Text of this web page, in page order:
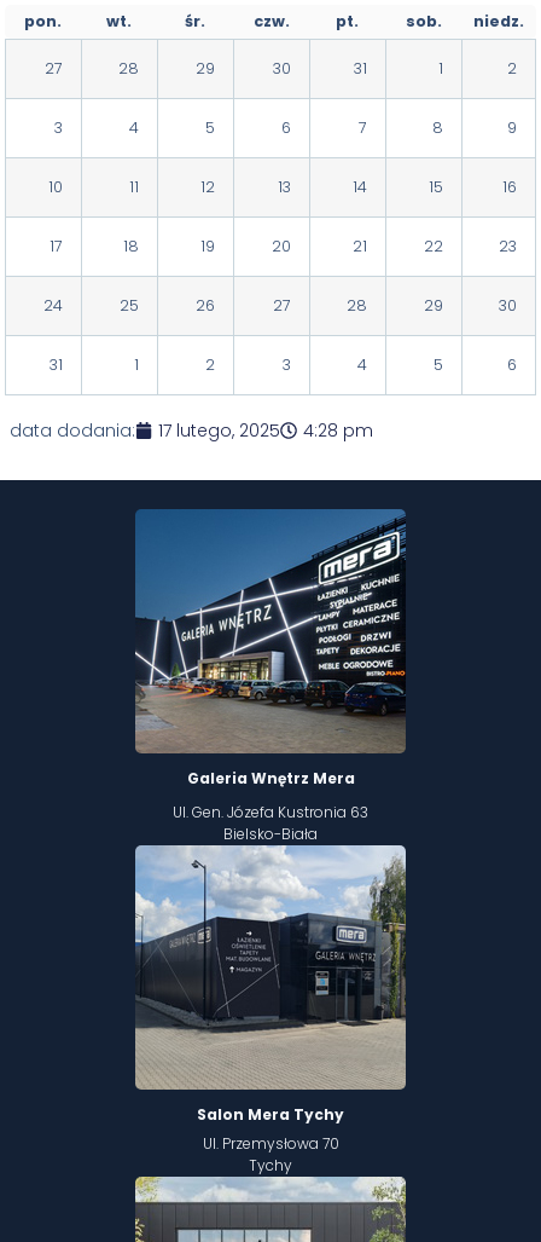
pon. wt. śr. czw. pt. sob. niedz.
27 28 29 30 31 1 2
3 4 5 6 7 8 9
10 11 12 13 14 15 16
17 18 19 20 21 22 23
24 25 26 27 28 29 30
31 1 2 3 4 5 6
data dodania: 17 lutego, 2025 4:28 pm
Galeria Wnętrz Mera
Ul. Gen. Józefa Kustronia 63
Bielsko-Biała
Salon Mera Tychy
Ul. Przemysłowa 70
Tychy